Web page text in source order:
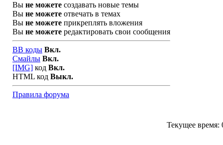
Вы не можете создавать новые темы
Вы не можете отвечать в темах
Вы не можете прикреплять вложения
Вы не можете редактировать свои сообщения
BB коды Вкл.
Смайлы Вкл.
[IMG] код Вкл.
HTML код Выкл.
Правила форума
Текущее время: